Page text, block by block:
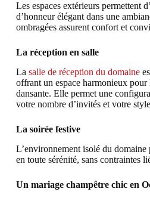
Les espaces extérieurs permettent
d’honneur élégant dans une
ombragées assurent confort et
La réception en salle
La salle de réception du domaine
offrant un espace harmonieux pour
dansante. Elle permet une
votre nombre d’invités et votre
La soirée festive
L’environnement isolé du
en toute sérénité, sans contraintes
Un mariage champêtre chic en